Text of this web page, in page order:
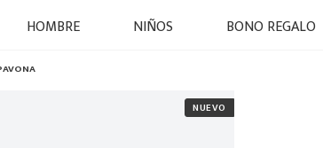
HOMBRE NIÑOS BONO REGALO